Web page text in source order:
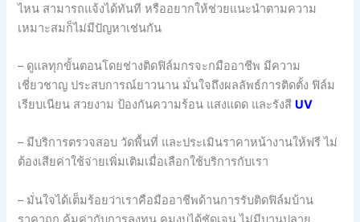
ไหน สามารถแจ้งได้ทันที หรืออยากให้ช่วยแนะนำตามความ
เหมาะสมก็ไม่มีปัญหาเช่นกัน
– ดูแลทุกขั้นตอนโดยช่างติดฟิล์มกรจะกมืออาชีพ มีความ
เชี่ยวชาญ ประสบการณ์ยาวนาน มั่นใจถึงผลลัพธ์การติดตั้ง ฟิล์ม
เรียบเนียน สวยงาม ป้องกันความร้อน แสงแดด และรังสี UV
– มีบริการตรวจสอบ วัดพื้นที่ และประเมินราคาหน้างานให้ฟรี ไม่
ต้องเสียค่าใช้จ่ายเพิ่มเติมเมื่อเลือกใช้บริการกับเรา
– มั่นใจได้เต็มร้อยว่าเราคือมืออาชีพด้านการรับติดฟิล์มบ้าน